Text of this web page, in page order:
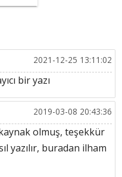
2021-12-25 13:11:02
bir yazı
2019-03-08 20:43:36
olmuş, teşekkür
yazılır, buradan ilham